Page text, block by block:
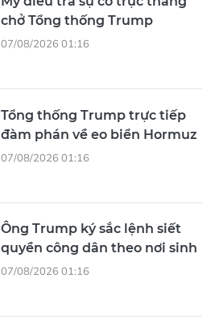
chở Tổng thống Trump
07/08/2026 01:16
Tổng thống Trump trực tiếp
đàm phán về eo biển Hormuz
07/08/2026 01:16
Ông Trump ký sắc lệnh siết
quyền công dân theo nơi sinh
07/08/2026 01:16